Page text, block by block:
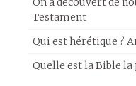
Testament
Qui est hérétique ?
Quelle est la Bible